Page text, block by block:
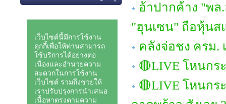
อ้าปากค้าง "พล
"ฮุนเซน" ถือหุ้นส
คลังจ่อชง ครม.
🔴LIVE โหนกร
🔴LIVE โหนกร